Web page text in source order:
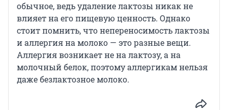
обычное, ведь удаление лактозы никак не
влияет на его пищевую ценность. Однако
стоит помнить, что непереносимость лактозы
и аллергия на молоко — это разные вещи.
Аллергия возникает не на лактозу, а на
молочный белок, поэтому аллергикам нельзя
даже безлактозное молоко.